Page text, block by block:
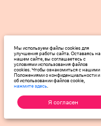
Мы используем файлы cookies для
улучшения работы сайта. Оставаясь на
нашем сайте, вы соглашаетесь с
условиями использования файлов
cookies. Чтобы ознакомиться с нашими
Положениями о конфиденциальности и
об использовании файлов cookie,
нажмите здесь.
Я согласен